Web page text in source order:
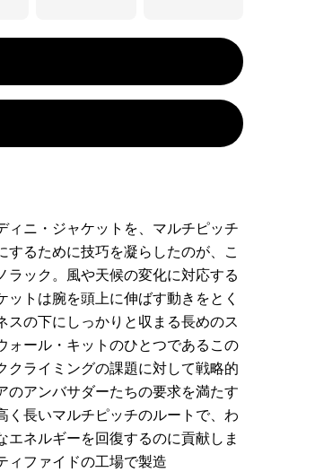
ィニ・ジャケットを、マルチピッチ
するために技巧を凝らしたのが、こ
ラック。風や天候の変化に対応する
トは腕を頭上に伸ばす動きをとく
スの下にしっかりと収まる長めのス
ォール・キットのひとつであるこの
クライミングの課題に対して戦略的
のアンバサダーたちの要求を満たす
く長いマルチピッチのルートで、わ
ネルギーを回復するのに貢献しま
ィファイドの工場で製造